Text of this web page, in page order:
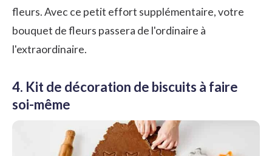
fleurs. Avec ce petit effort supplémentaire, votre
bouquet de fleurs passera de l'ordinaire à
l'extraordinaire.
4. Kit de décoration de biscuits à faire
soi-même